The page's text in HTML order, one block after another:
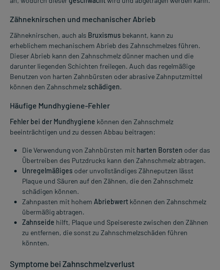
Zähneknirschen und mechanischer Abrieb
Zähneknirschen, auch als Bruxismus bekannt, kann zu
erheblichem mechanischem Abrieb des Zahnschmelzes führen.
Dieser Abrieb kann den Zahnschmelz dünner machen und die
darunter liegenden Schichten freilegen. Auch das regelmäßige
Benutzen von harten Zahnbürsten oder abrasive Zahnputzmittel
können den Zahnschmelzschädigen.
Häufige Mundhygiene-Fehler
Fehler bei der Mundhygiene können den Zahnschmelz
beeinträchtigen und zu dessen Abbau beitragen:
Die Verwendung von Zahnbürsten mit harten Borsten oder das
Übertreiben des Putzdrucks kann den Zahnschmelz abtragen.
Unregelmäßiges oder unvollständiges Zähneputzen lässt
Plaque und Säuren auf den Zähnen, die den Zahnschmelz
schädigen können.
Zahnpasten mit hohem Abriebwert können den Zahnschmelz
übermäßig abtragen.
Zahnseide hilft, Plaque und Speisereste zwischen den Zähnen
zu entfernen, die sonst zu Zahnschmelzschäden führen
könnten.
Symptome bei Zahnschmelzverlust